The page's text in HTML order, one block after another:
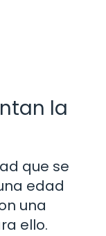
la
que se
edad
una
ello.